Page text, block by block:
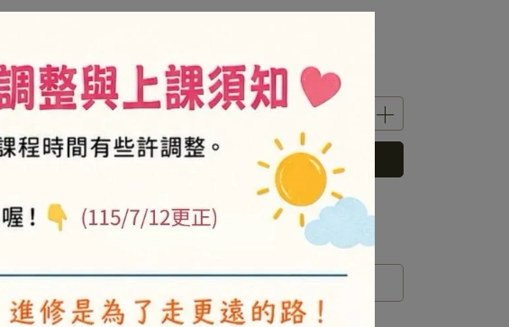
加入購物車 立即購買
此商品 「 最高 」可以折抵紅利0點 (約等於 NT$0 )
運送方式